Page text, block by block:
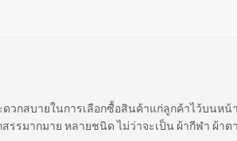
วกสบายในการเลือกซื้อสินค้าแก่ลูกค้าไว้บนหน้
รรมากมาย หลายชนิด ไม่ว่าจะเป็น ผ้ากีฬา ผ้าต